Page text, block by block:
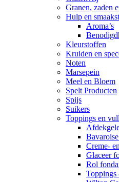
Granen, zaden
Hulp en
Aroma’s
Kleurstoffen
Kruiden en
Noten
Marsepein
Meel en Bloem
Spelt Producten
Spijs
Suikers
Toppings en
Creme-
Glaceer
Rol